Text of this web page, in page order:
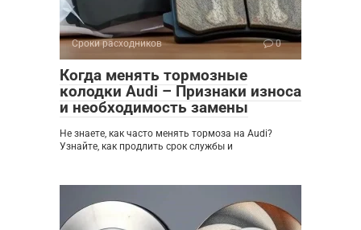
Сроки расходников 0
Когда менять тормозные
колодки Audi – Признаки износа
и необходимость замены
Не знаете, как часто менять тормоза на Audi?
Узнайте, как продлить срок службы и